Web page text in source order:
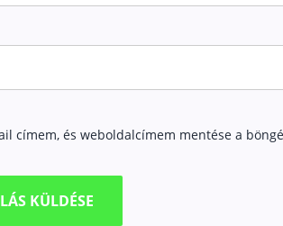
címem, és weboldalcímem mentése a